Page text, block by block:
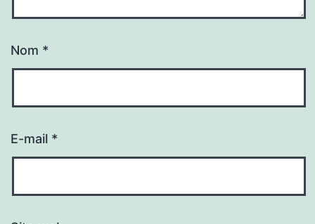
Nom *
E-mail *